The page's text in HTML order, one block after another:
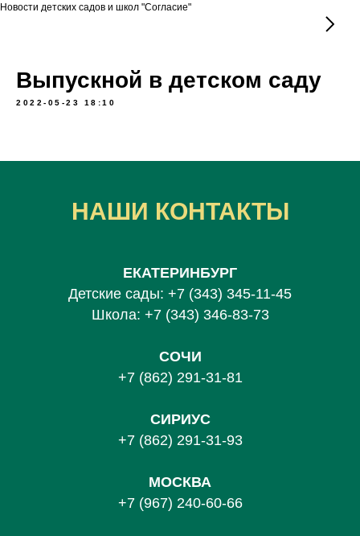
Новости детских садов и школ "Согласие"
Выпускной в детском саду
2022-05-23 18:10
НАШИ КОНТАКТЫ
ЕКАТЕРИНБУРГ
Детские сады: +7 (343) 345-11-45
Школа: +7 (343) 346-83-73
СОЧИ
+7 (862) 291-31-81
СИРИУС
+7 (862) 291-31-93
МОСКВА
+7 (967) 240-60-66